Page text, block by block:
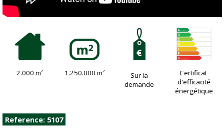
2.000 m² 1.250.000 m²
Sur la
demande
Certificat
d'efficacité
énergétique
Reference: 5107